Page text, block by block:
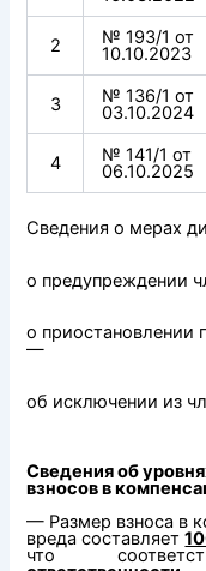
2 № 193/1 от
10.10.2023
3 № 136/1 от
03.10.2024
4 № 141/1 от
06.10.2025
Сведения о мерах
о предупреждении
о приостановлении
—
об исключении из
Сведения об
взносов в
— Размер взноса в
вреда составляет
что